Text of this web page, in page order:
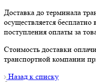
Доставка до терминала
осуществляется бесплатно
поступления оплаты за
Стоимость доставки
транспортной компании
Назад к списку